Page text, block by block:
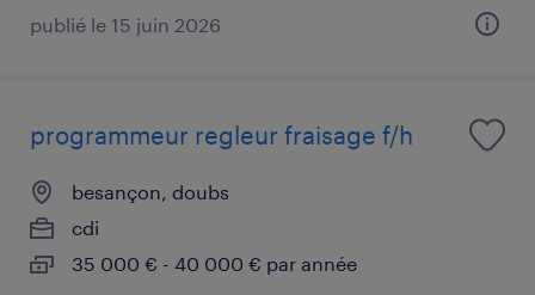
publié le 15 juin 2026
programmeur regleur fraisage f/h
besançon, doubs
cdi
35 000 € - 40 000 € par année